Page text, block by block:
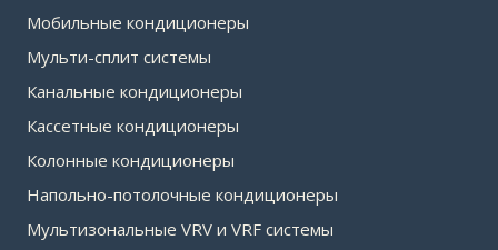
Мобильные кондиционеры
Мульти-сплит системы
Канальные кондиционеры
Кассетные кондиционеры
Колонные кондиционеры
Напольно-потолочные кондиционеры
Мультизональные VRV и VRF системы